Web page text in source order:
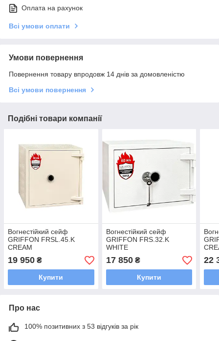
Оплата на рахунок
Всі умови оплати
Умови повернення
Повернення товару впродовж 14 днів за домовленістю
Всі умови повернення
Подібні товари компанії
Вогнестійкий сейф
GRIFFON FRSL.45.K
CREAM
19 950 ₴
Купити
Вогнестійкий сейф
GRIFFON FRS.32.K
WHITE
17 850₴
Купити
22
Про нас
100% позитивних з 53 відгуків за рік